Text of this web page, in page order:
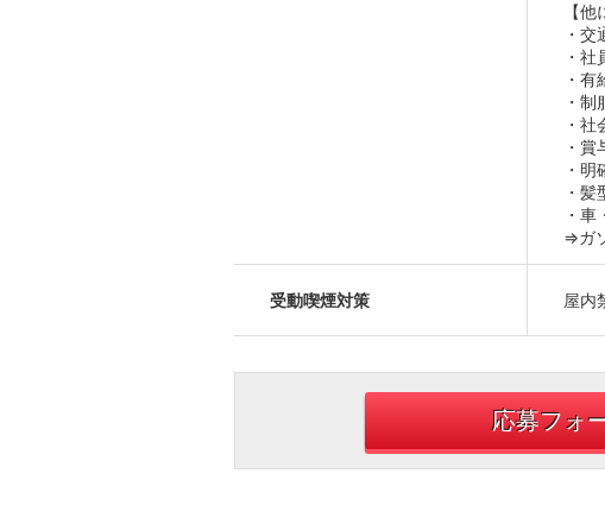
【
・
・
・
・制
・
・
・
・
・車
⇒ガ
受動喫煙対策 屋内
応募フォ